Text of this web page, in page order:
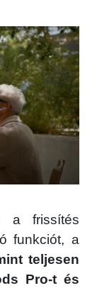
a frissítés
funkciót, a
teljesen
Pro-t és